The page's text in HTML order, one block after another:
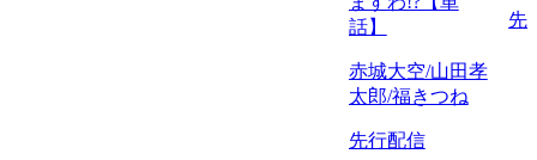
話】
赤城大空/山田孝
太郎/福きつね
先行配信
先